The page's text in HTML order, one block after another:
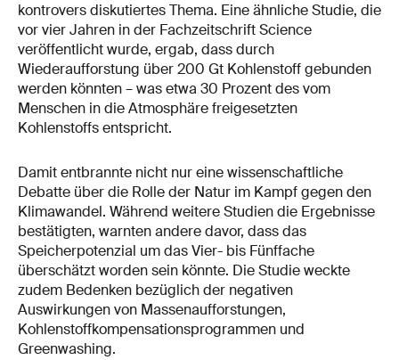
kontrovers diskutiertes Thema. Eine ähnliche Studie, die
vor vier Jahren in der Fachzeitschrift Science
veröffentlicht wurde, ergab, dass durch
Wiederaufforstung über 200 Gt Kohlenstoff gebunden
werden könnten – was etwa 30 Prozent des vom
Menschen in die Atmosphäre freigesetzten
Kohlenstoffs entspricht.
Damit entbrannte nicht nur eine wissenschaftliche
Debatte über die Rolle der Natur im Kampf gegen den
Klimawandel. Während weitere Studien die Ergebnisse
bestätigten, warnten andere davor, dass das
Speicherpotenzial um das Vier- bis Fünffache
überschätzt worden sein könnte. Die Studie weckte
zudem Bedenken bezüglich der negativen
Auswirkungen von Massenaufforstungen,
Kohlenstoffkompensationsprogrammen und
Greenwashing.